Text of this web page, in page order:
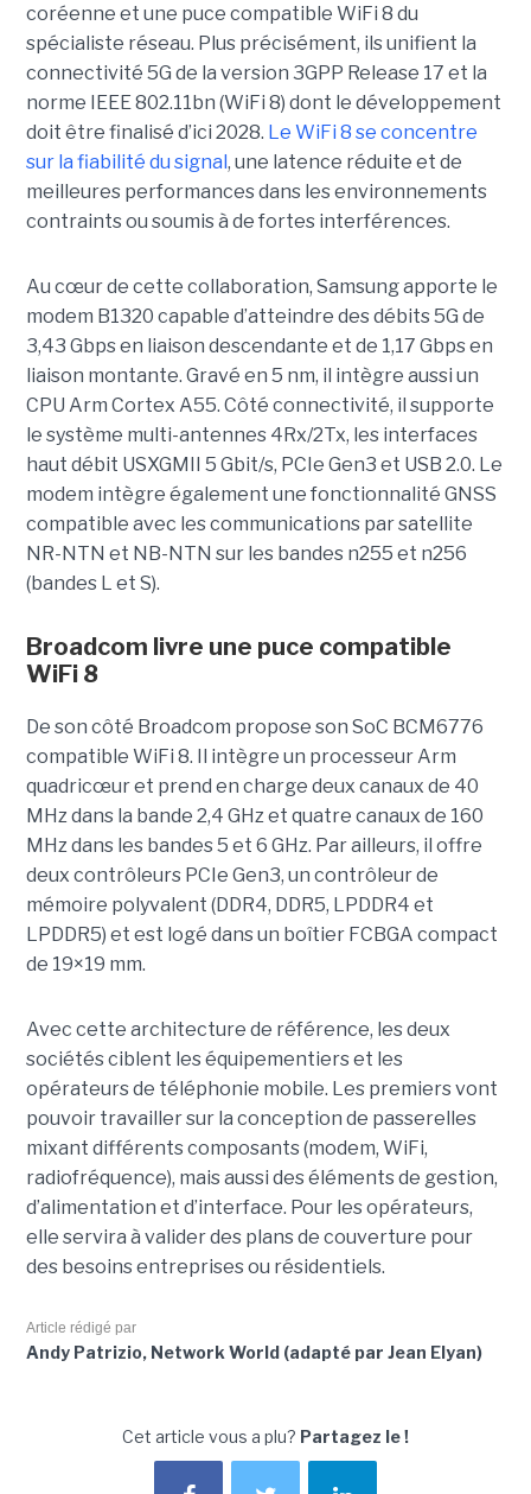
coréenne et une puce compatible WiFi 8 du
spécialiste réseau. Plus précisément, ils unifient la
connectivité 5G de la version 3GPP Release 17 et la
norme IEEE 802.11bn (WiFi 8) dont le développement
doit être finalisé d’ici 2028. Le WiFi 8 se concentre
sur la fiabilité du signal , une latence réduite et de
meilleures performances dans les environnements
contraints ou soumis à de fortes interférences.
Au cœur de cette collaboration, Samsung apporte le
modem B1320 capable d’atteindre des débits 5G de
3,43 Gbps en liaison descendante et de 1,17 Gbps en
liaison montante. Gravé en 5 nm, il intègre aussi un
CPU Arm Cortex A55. Côté connectivité, il supporte
le système multi-antennes 4Rx/2Tx, les interfaces
haut débit USXGMII 5 Gbit/s, PCIe Gen3 et USB 2.0. Le
modem intègre également une fonctionnalité GNSS
compatible avec les communications par satellite
NR-NTN et NB-NTN sur les bandes n255 et n256
(bandes L et S).
Broadcom livre une puce compatible
WiFi 8
De son côté Broadcom propose son SoC BCM6776
compatible WiFi 8. Il intègre un processeur Arm
quadricœur et prend en charge deux canaux de 40
MHz dans la bande 2,4 GHz et quatre canaux de 160
MHz dans les bandes 5 et 6 GHz. Par ailleurs, il offre
deux contrôleurs PCIe Gen3, un contrôleur de
mémoire polyvalent (DDR4, DDR5, LPDDR4 et
LPDDR5) et est logé dans un boîtier FCBGA compact
de 19×19 mm.
Avec cette architecture de référence, les deux
sociétés ciblent les équipementiers et les
opérateurs de téléphonie mobile. Les premiers vont
pouvoir travailler sur la conception de passerelles
mixant différents composants (modem, WiFi,
radiofréquence), mais aussi des éléments de gestion,
d’alimentation et d’interface. Pour les opérateurs,
elle servira à valider des plans de couverture pour
des besoins entreprises ou résidentiels.
Article rédigé par
Andy Patrizio, Network World (adapté par Jean Elyan)
Cet article vous a plu? Partagez le !